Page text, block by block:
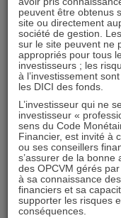
peuvent être obtenus
site ou directement
société de gestion.
sur le site peuvent ne
appropriés pour tous
investisseurs ; les
à l’investissement
les DICI des fonds.
L’investisseur qui ne
investisseur «
sens du Code
Financier, est invité à
ou ses conseillers
s’assurer de la bonne
des OPCVM gérés
à sa connaissance
financiers et sa
supporter les risques
conséquences.